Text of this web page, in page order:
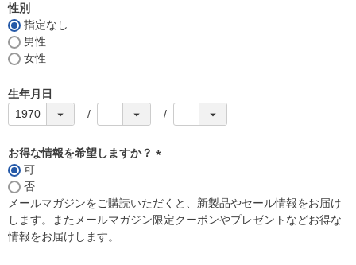
性別
指定なし
男性
女性
生年月日
お得な情報を希望しますか？
須
)
可
否
メールマガジンをご購読いただくと、新製品やセール情報をお届け
します。またメールマガジン限定クーポンやプレゼントなどお得な
情報をお届けします。